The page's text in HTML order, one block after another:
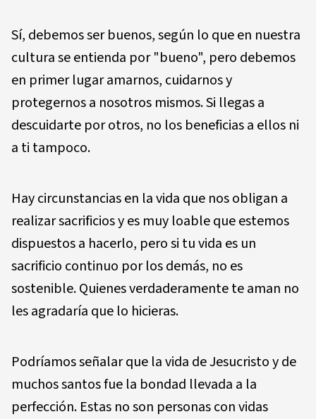
Sí, debemos ser buenos, según lo que en nuestra
cultura se entienda por "bueno", pero debemos
en primer lugar amarnos, cuidarnos y
protegernos a nosotros mismos. Si llegas a
descuidarte por otros, no los beneficias a ellos ni
a ti tampoco.
Hay circunstancias en la vida que nos obligan a
realizar sacrificios y es muy loable que estemos
dispuestos a hacerlo, pero si tu vida es un
sacrificio continuo por los demás, no es
sostenible. Quienes verdaderamente te aman no
les agradaría que lo hicieras.
Podríamos señalar que la vida de Jesucristo y de
muchos santos fue la bondad llevada a la
perfección. Estas no son personas con vidas